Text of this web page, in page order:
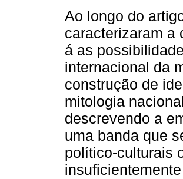
Ao longo do
caracterizaram a
á as
internacional da
construção de
mitologia
descrevendo a
uma banda que
político-culturais